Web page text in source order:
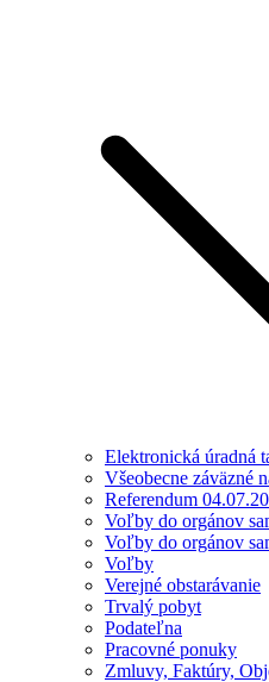
Elektronická úradná
Všeobecne záväzné
Referendum
Voľby do orgánov
Voľby do orgánov
Voľby
Verejné obstarávanie
Trvalý pobyt
Podateľna
Pracovné ponuky
Zmluvy, Faktúry,